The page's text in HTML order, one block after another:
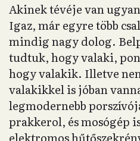
Akinek tévéje van
Igaz, már egyre több
mindig nagy dolog.
tudtuk, hogy valaki,
hogy valakik. Illetve
valakikkel is jóban
legmodernebb
prakkerol, és mosógép
elektromos